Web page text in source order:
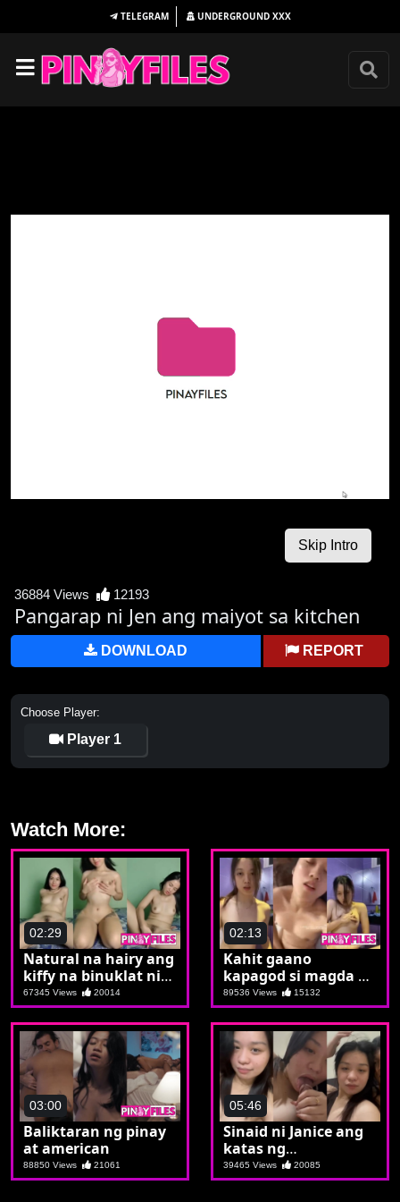
TELEGRAM UNDERGROUND XXX
36884 Views 12193
Pangarap ni Jen ang maiyot sa kitchen
DOWNLOAD REPORT
Choose Player:
Player 1
Watch More:
02:29
Natural na hairy ang
kiffy na binuklat ni
Cindy
67345 Views 20014
02:13
Kahit gaano
kapagod si magda di
parin papigil sa
pagdukit ng
kanyang talaba
89536 Views 15132
03:00
Baliktaran ng pinay
at american
88850 Views 21061
05:46
Sinaid ni Janice ang
katas ng
nahawakang etits
39465 Views 20085